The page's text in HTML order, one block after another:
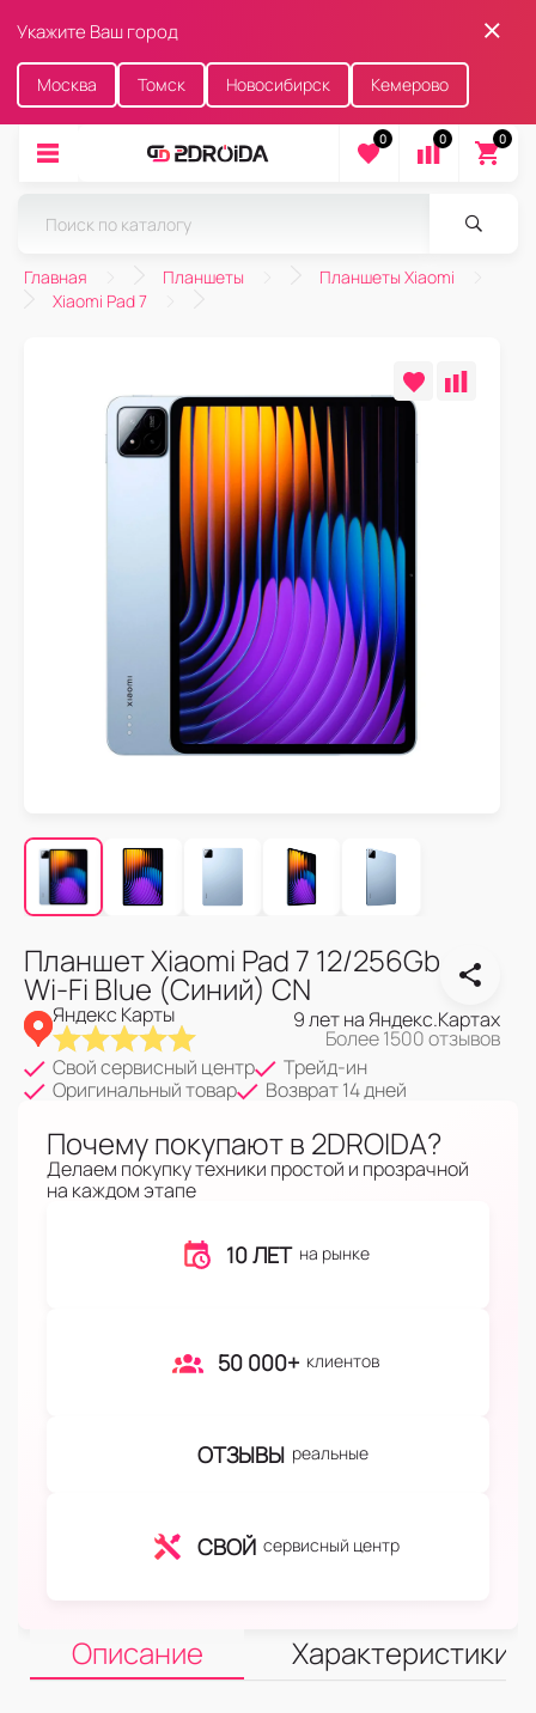
Укажите Ваш город
Москва Томск Новосибирск Кемерово
0 0 0
Главная Планшеты
Планшеты Xiaomi
Xiaomi Pad 7
Планшет Xiaomi Pad 7 12/256Gb
Wi-Fi Blue (Синий) CN
Яндекс Карты 9 лет на Яндекс.Картах
Более 1500 отзывов
Свой сервисный центр
Трейд-ин
Оригинальный товар
Возврат 14 дней
Почему покупают в 2DROIDA?
Делаем покупку техники простой и прозрачной
на каждом этапе
10 ЛЕТ на рынке
50 000+ клиентов
ОТЗЫВЫ реальные
СВОЙ сервисный центр
Описание Характеристики